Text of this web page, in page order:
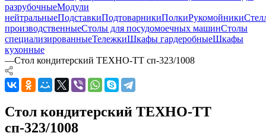
разрубочныеМодули
нейтральныеПодставкиПодтоварникиПолкиРукомойники
производственныеСтолы для посудомоечных машинСтолы
специализированныеТележкиШкафы гардеробныеШкафы
кухонные
—Стол кондитерский ТЕХНО-ТТ сп-323/1008
Стол кондитерский ТЕХНО-ТТ
сп-323/1008